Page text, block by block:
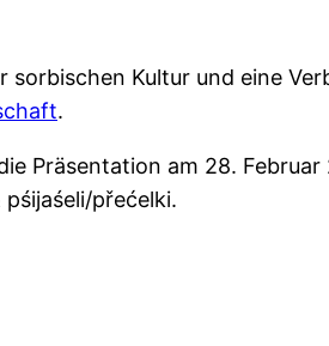
Kultur und eine
.
Präsentation am 28.
pśijaśeli/přećelki.